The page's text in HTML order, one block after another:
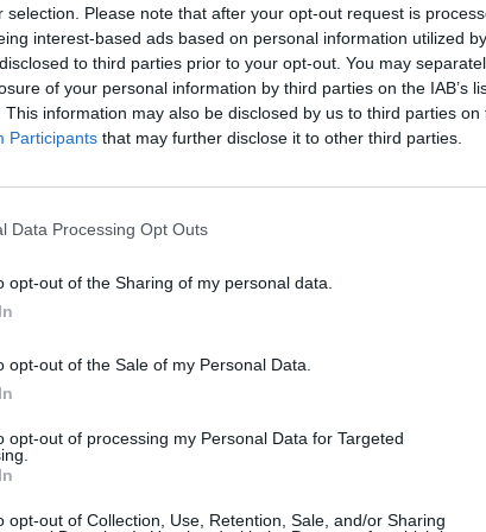
selection. Please note that after your opt-out request is
interest-based ads based on personal information utilized
to third parties prior to your opt-out. You may
of your personal information by third parties on the IAB’s
This information may also be disclosed by us to third parties on
Participants that may further disclose it to other third parties.
Data Processing Opt Outs
opt-out of the Sharing of my personal data.
opt-out of the Sale of my Personal Data.
opt-out of processing my Personal Data for Targeted
opt-out of Collection, Use, Retention, Sale, and/or Sharing
tulevaisuudessa, mutta jo nyt voidaan
näyttämään.
alku venyy ainakin elokuulle, tarkoittaa se seuraavan
tuskin nähdään ensi kevään kisoissa yhtään
venyy väkisinkin myöhäisempään ajankohtaan.